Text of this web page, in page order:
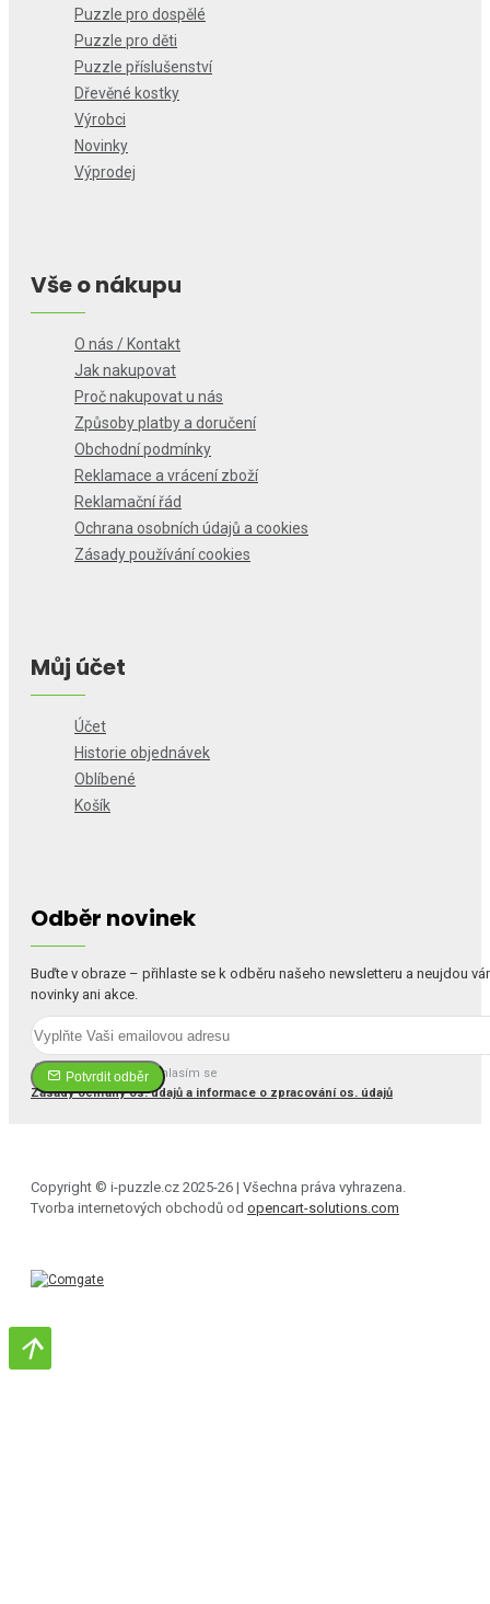
Puzzle pro dospělé
Puzzle pro děti
Puzzle příslušenství
Dřevěné kostky
Výrobci
Novinky
Výprodej
Vše o nákupu
O nás / Kontakt
Jak nakupovat
Proč nakupovat u nás
Způsoby platby a doručení
Obchodní podmínky
Reklamace a vrácení zboží
Reklamační řád
Ochrana osobních údajů a cookies
Zásady používání cookies
Můj účet
Účet
Historie objednávek
Oblíbené
Košík
Odběr novinek
Buďte v obraze – přihlaste se k odběru našeho newsletteru a neujdou
novinky ani akce.
Potvrdit odběr
Četl(a) jsem a souhlasím se
Zásady ochrany os. údajů a informace o zpracování os. údajů
Copyright © i-puzzle.cz 2025-26 | Všechna práva vyhrazena.
Tvorba internetových obchodů od opencart-solutions.com